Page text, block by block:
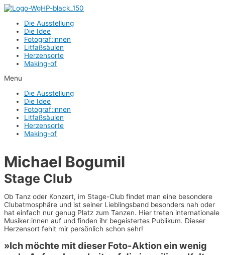
Zum
springenDie Aus­stel­lung
Die Idee
Fotograf:innen
Lit­faß­säu­len
Her­zens­or­te
Making-of
Menu
Die Aus­stel­lung
Die Idee
Fotograf:innen
Lit­faß­säu­len
Her­zens­or­te
Making-of
Micha­el Bogumil
Sta­ge Club
Ob Tanz oder Kon­zert, im Sta­ge-Club fin­det man eine beson­de­re
Club­at­mo­sphä­re und ist sei­ner Lieb­lings­band beson­ders nah oder
hat ein­fach nur genug Platz zum Tan­zen. Hier tre­ten inter­na­tio­na­le
Musiker:innen auf und fin­den ihr begeis­ter­tes Publi­kum. Die­ser
Her­zens­ort fehlt mir per­sön­lich schon sehr!
»Ich möch­te mit die­ser Foto-Akti­on ein wenig